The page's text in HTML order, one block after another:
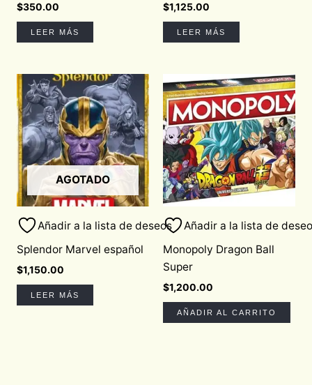
$350.00
LEER MÁS
$1,125.00
LEER MÁS
AGOTADO
Añadir a la lista de deseos
Splendor Marvel español
$1,150.00
LEER MÁS
Añadir a la lista de
Monopoly Dragon Ball
Super
$1,200.00
AÑADIR AL CARRITO